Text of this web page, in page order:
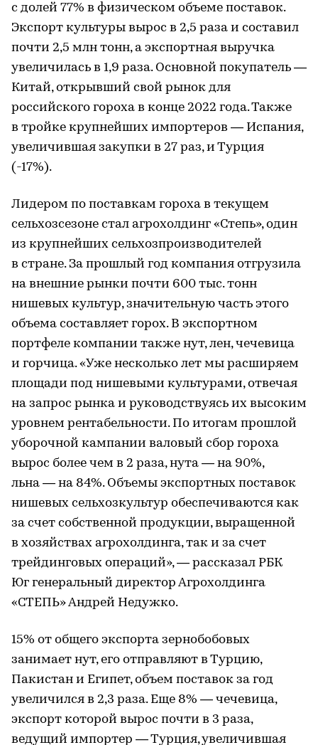
с долей 77% в физическом объеме поставок.
Экспорт культуры вырос в 2,5 раза и составил
почти 2,5 млн тонн, а экспортная выручка
увеличилась в 1,9 раза. Основной покупатель —
Китай, открывший свой рынок для
российского гороха в конце 2022 года. Также
в тройке крупнейших импортеров — Испания,
увеличившая закупки в 27 раз, и Турция
(-17%).
Лидером по поставкам гороха в текущем
сельхозсезоне стал агрохолдинг «Степь», один
из крупнейших сельхозпроизводителей
в стране. За прошлый год компания отгрузила
на внешние рынки почти 600 тыс. тонн
нишевых культур, значительную часть этого
объема составляет горох. В экспортном
портфеле компании также нут, лен, чечевица
и горчица. «Уже несколько лет мы расширяем
площади под нишевыми культурами, отвечая
на запрос рынка и руководствуясь их высоким
уровнем рентабельности. По итогам прошлой
уборочной кампании валовый сбор гороха
вырос более чем в 2 раза, нута — на 90%,
льна — на 84%. Объемы экспортных поставок
нишевых сельхозкультур обеспечиваются как
за счет собственной продукции, выращенной
в хозяйствах агрохолдинга, так и за счет
трейдинговых операций», — рассказал РБК
Юг генеральный директор Агрохолдинга
«СТЕПЬ» Андрей Недужко.
15% от общего экспорта зернобобовых
занимает нут, его отправляют в Турцию,
Пакистан и Египет, объем поставок за год
увеличился в 2,3 раза. Еще 8% — чечевица,
экспорт которой вырос почти в 3 раза,
ведущий импортер — Турция, увеличившая